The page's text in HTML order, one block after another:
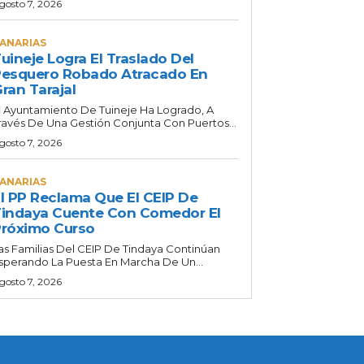
7, 2026
Logra El Traslado Del
Robado Atracado En
Tarajal
Ayuntamiento De Tuineje Ha Logrado, A
De Una Gestión Conjunta Con Puertos...
7, 2026
PP Reclama Que El CEIP De
Cuente Con Comedor El
Curso
Familias Del CEIP De Tindaya Continúan
La Puesta En Marcha De Un...
7, 2026